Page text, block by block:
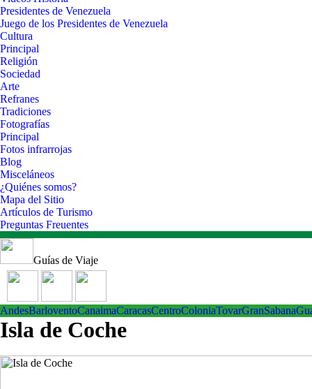
Presidentes de Venezuela
Juego de los Presidentes de Venezuela
Cultura
Principal
Religión
Sociedad
Arte
Refranes
Tradiciones
Fotografías
Principal
Fotos infrarrojas
Blog
Misceláneos
¿Quiénes somos?
Mapa del Sitio
Artículos de Turismo
Preguntas Freuentes
Guías de Viaje
AndesBarloventoCanaimaCaracasCentroColoniaTovarGranSabana
Isla de Coche